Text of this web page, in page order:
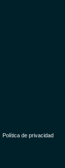
Política de privacidad